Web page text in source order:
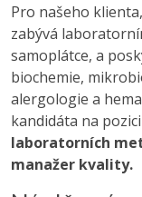
Pro našeho
zabývá
samoplátce, a
biochemie,
alergologie a
kandidáta na pozici
laboratorních
manažer kvality.